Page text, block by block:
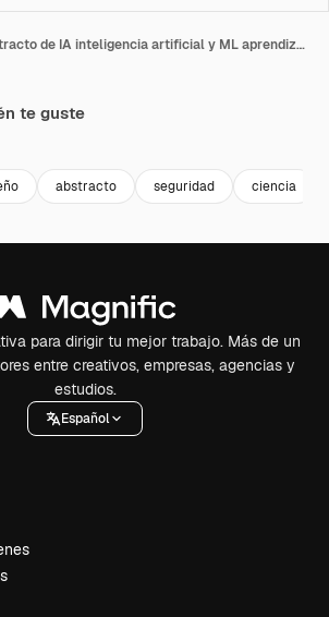
Concepto abstracto de IA inteligencia artificial y ML aprendizaje automático, núcleo de computación CPU GPU con flujos de información. Máquina informática de aprendizaje profundo de datos. Bucle sin interrupciones, renderizado 3D g.
te guste
abstracto seguridad ciencia
para dirigir tu mejor trabajo. Más de un
entre creativos, empresas, agencias y
estudios.
Español